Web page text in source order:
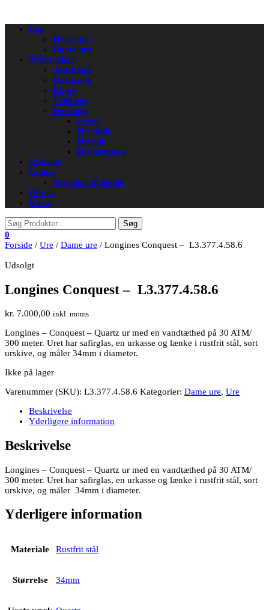
navigation
Ure
Herre ure
Dame ure
Smykker
Armbånd
Halskæde
Ringe
Vedhæng
Øreringe
Creol
Ørebøjle
Ørestik
Ørehængere
Mærker
Guides
Smykker til hende
Om os
Kasse
0
Forside / Ure / Dame ure / Longines Conquest – L3.377.4.58.6
Udsolgt
Longines Conquest – L3.377.4.58.6
kr. 7.000,00 inkl. moms
Longines – Conquest – Quartz ur med en vandtæthed på 30 ATM/
300 meter. Uret har safirglas, en urkasse og lænke i rustfrit stål, sort
urskive, og måler 34mm i diameter.
Ikke på lager
Varenummer (SKU): L3.377.4.58.6 Kategorier: Dame ure, Ure
Beskrivelse
Yderligere information
Beskrivelse
Longines – Conquest – Quartz ur med en vandtæthed på 30 ATM/
300 meter. Uret har safirglas, en urkasse og lænke i rustfrit stål, sort
urskive, og måler 34mm i diameter.
Yderligere information
Materiale Rustfrit stål
Størrelse 34mm